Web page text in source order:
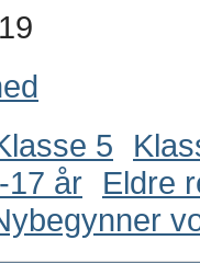
19
5
17 år
Eldre